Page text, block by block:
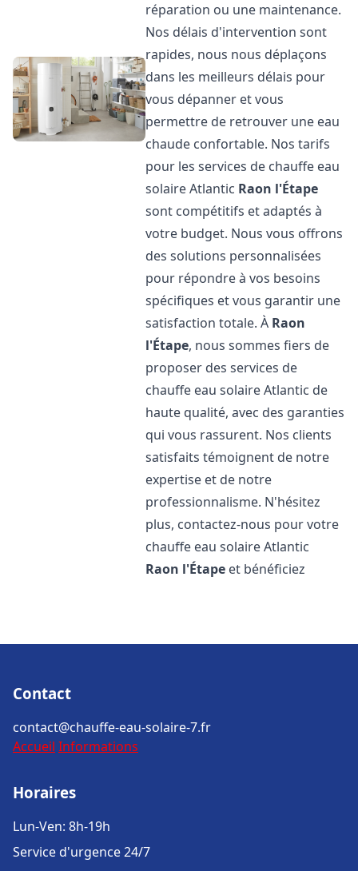
réparation ou une maintenance.
Nos délais d'intervention sont
rapides, nous nous déplaçons
dans les meilleurs délais pour
vous dépanner et vous
permettre de retrouver une eau
chaude confortable. Nos tarifs
pour les services de chauffe eau
solaire Atlantic Raon l'Étape
sont compétitifs et adaptés à
votre budget. Nous vous offrons
des solutions personnalisées
pour répondre à vos besoins
spécifiques et vous garantir une
satisfaction totale. À Raon
l'Étape, nous sommes fiers de
proposer des services de
chauffe eau solaire Atlantic de
haute qualité, avec des garanties
qui vous rassurent. Nos clients
satisfaits témoignent de notre
expertise et de notre
professionnalisme. N'hésitez
plus, contactez-nous pour votre
chauffe eau solaire Atlantic
Raon l'Étape et bénéficiez
Contact
contact@chauffe-eau-solaire-7.fr
Accueil Informations
Horaires
Lun-Ven: 8h-19h
Service d'urgence 24/7